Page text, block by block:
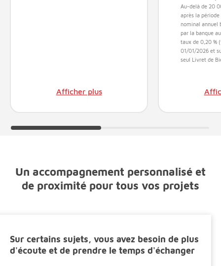
Afficher plus
Au-delà de 20
après la
nominal annuel
par la banque
taux de 0,20 %
01/01/2026 et
seul Livret de
Un accompagnement personnalisé et
de proximité pour tous vos projets
Sur certains sujets, vous avez besoin de plus
d'écoute et de prendre le temps d'échanger